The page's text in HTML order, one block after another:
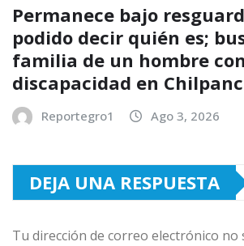
Permanece bajo
podido decir quién es;
familia de un hombre con
discapacidad en
Reportegro1 Ago 3, 2026
DEJA UNA RESPUESTA
Tu dirección de correo electrónico no